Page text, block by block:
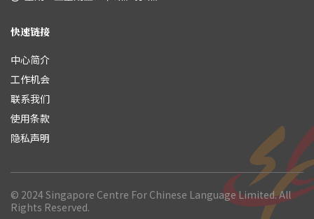
快速链接
中心简介
工作机会
联系我们
使用条款
隐私声明
© 2024 Singapore Centre For Chinese Language Limited. All
Rights Reserved.